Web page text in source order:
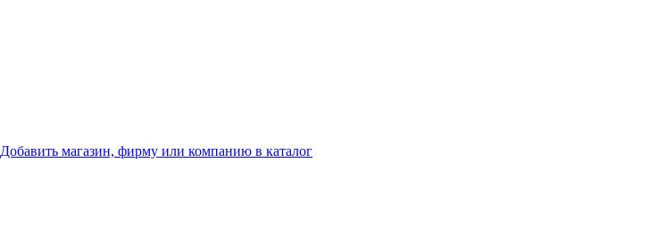
Добавить магазин, фирму или компанию в каталог